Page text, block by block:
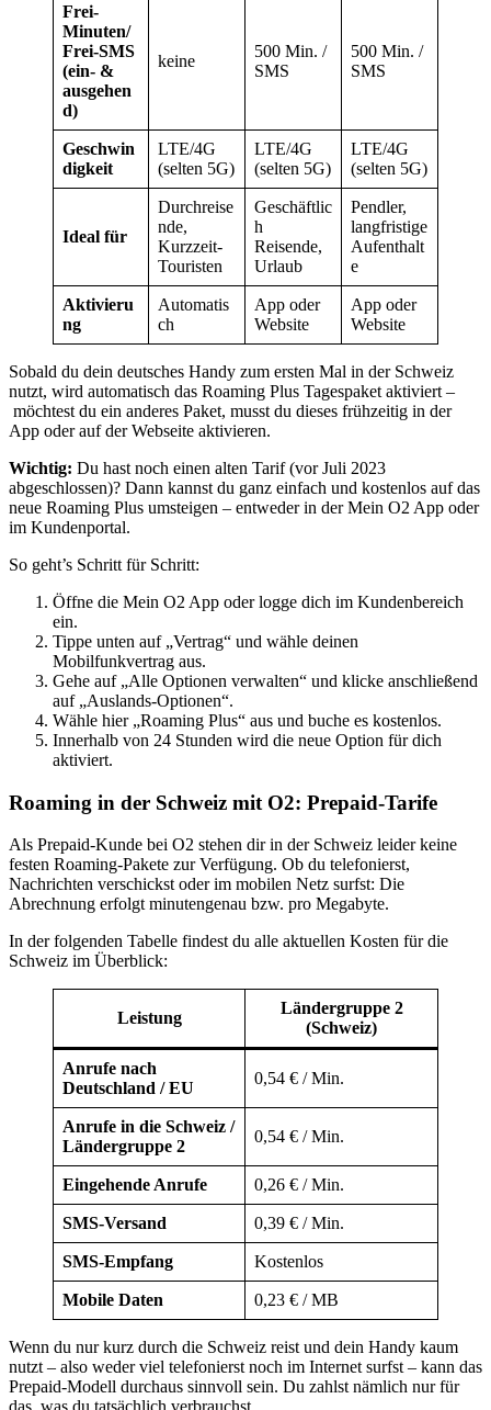
Frei-
Minuten/
Frei-SMS
(ein- &
ausgehen
d)
keine
500 Min. /
SMS
500 Min. /
SMS
Geschwin
digkeit
LTE/4G
(selten 5G)
LTE/4G
(selten 5G)
LTE/4G
(selten 5G)
Ideal für
Durchreise
nde,
Kurzzeit-
Touristen
Geschäftlic
h
Reisende,
Urlaub
Pendler,
langfristige
Aufenthalt
e
Aktivieru
ng
Automatis
ch
App oder
Website
App oder
Website
Sobald du dein deutsches Handy zum ersten Mal in der Schweiz
nutzt, wird automatisch das Roaming Plus Tagespaket aktiviert –
möchtest du ein anderes Paket, musst du dieses frühzeitig in der
App oder auf der Webseite aktivieren.
Wichtig: Du hast noch einen alten Tarif (vor Juli 2023
abgeschlossen)? Dann kannst du ganz einfach und kostenlos auf das
neue Roaming Plus umsteigen – entweder in der Mein O2 App oder
im Kundenportal.
So geht’s Schritt für Schritt:
Öffne die Mein O2 App oder logge dich im Kundenbereich
ein.
Tippe unten auf „Vertrag“ und wähle deinen
Mobilfunkvertrag aus.
Gehe auf „Alle Optionen verwalten“ und klicke anschließend
auf „Auslands-Optionen“.
Wähle hier „Roaming Plus“ aus und buche es kostenlos.
Innerhalb von 24 Stunden wird die neue Option für dich
aktiviert.
Roaming in der Schweiz mit O2: Prepaid-Tarife
Als Prepaid-Kunde bei O2 stehen dir in der Schweiz leider keine
festen Roaming-Pakete zur Verfügung. Ob du telefonierst,
Nachrichten verschickst oder im mobilen Netz surfst: Die
Abrechnung erfolgt minutengenau bzw. pro Megabyte.
In der folgenden Tabelle findest du alle aktuellen Kosten für die
Schweiz im Überblick:
Leistung
Ländergruppe 2
(Schweiz)
Anrufe nach
Deutschland / EU
0,54 € / Min.
Anrufe in die Schweiz /
Ländergruppe 2
0,54 € / Min.
Eingehende Anrufe 0,26 € / Min.
SMS-Versand 0,39 € / Min.
SMS-Empfang Kostenlos
Mobile Daten 0,23 € / MB
Wenn du nur kurz durch die Schweiz reist und dein Handy kaum
nutzt – also weder viel telefonierst noch im Internet surfst – kann das
Prepaid-Modell durchaus sinnvoll sein. Du zahlst nämlich nur für